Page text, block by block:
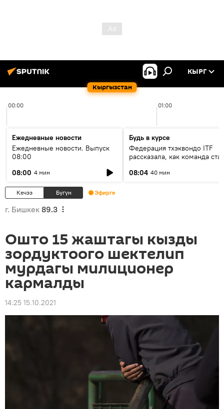
Кыргызстан
КЫРГ
00:00 01:00
Ежедневные новости
Ежедневные новости. Выпуск
08:00
08:00 4 мин
Будь в курсе
Федерация тхэквондо ITF
рассказала, как команда
08:04 40 мин
Кечээ Бүгүн Эфирге
г. Бишкек 89.3
Ошто 15 жаштагы кызды
зордуктоого шектелип
мурдагы милиционер
кармалды
14:25 15.10.2021